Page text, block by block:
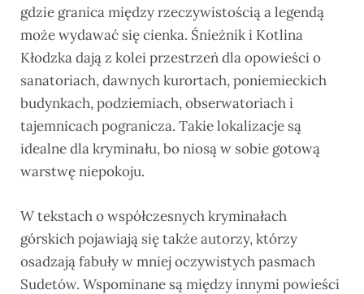
gdzie granica między rzeczywistością a legendą
może wydawać się cienka. Śnieżnik i Kotlina
Kłodzka dają z kolei przestrzeń dla opowieści o
sanatoriach, dawnych kurortach, poniemieckich
budynkach, podziemiach, obserwatoriach i
tajemnicach pogranicza. Takie lokalizacje są
idealne dla kryminału, bo niosą w sobie gotową
warstwę niepokoju.
W tekstach o współczesnych kryminałach
górskich pojawiają się także autorzy, którzy
osadzają fabuły w mniej oczywistych pasmach
Sudetów. Wspominane są między innymi powieści